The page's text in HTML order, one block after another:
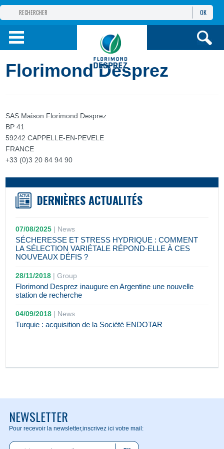
GROUPE
PRODUITS
OK
Florimond Desprez
SAS Maison Florimond Desprez
BP 41
59242 CAPPELLE-EN-PEVELE
FRANCE
+33 (0)3 20 84 94 90
DERNIÈRES ACTUALITÉS
07/08/2025 | News
SÉCHERESSE ET STRESS HYDRIQUE : COMMENT
LA SÉLECTION VARIÉTALE RÉPOND-ELLE À CES
NOUVEAUX DÉFIS ?
28/11/2018 |Group
Florimond Desprez inaugure en Argentine une nouvelle
station de recherche
04/09/2018 | News
Turquie : acquisition de la Société ENDOTAR
NEWSLETTER
Pour recevoir la newsletter,inscrivez ici votre mail: